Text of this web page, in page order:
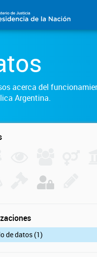
acerca del
Argentina.
de datos (1)